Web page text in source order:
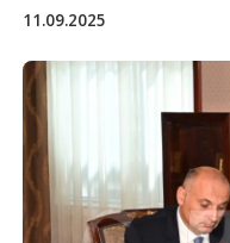
11.09.2025